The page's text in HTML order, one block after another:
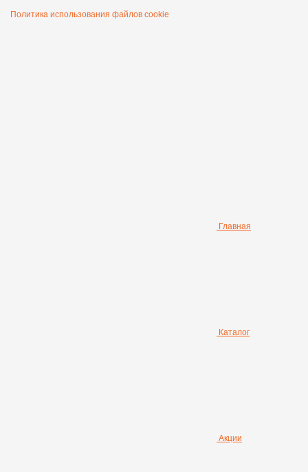
Политика использования файлов cookie
Главная
Каталог
Акции